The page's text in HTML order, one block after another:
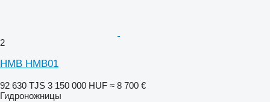
2
HMB HMB01
92 630 TJS 3 150 000 HUF ≈ 8 700 €
Гидроножницы